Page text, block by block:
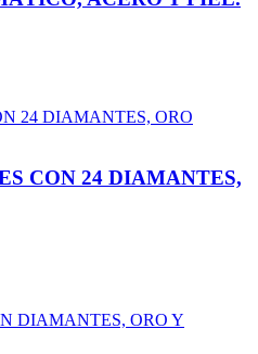
CON 24 DIAMANTES,